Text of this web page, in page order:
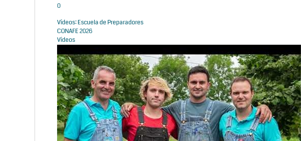
0
Vídeos: Escuela de Preparadores
CONAFE 2026
Vídeos